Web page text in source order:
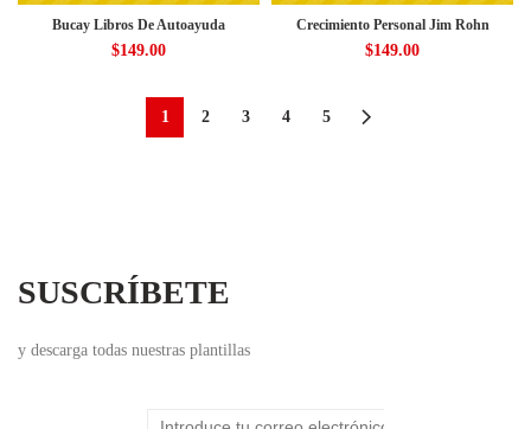
Bucay Libros De Autoayuda
$149.00
Crecimiento Personal Jim Rohn
$149.00
1 2 3 4 5
SUSCRÍBETE
y descarga todas nuestras plantillas